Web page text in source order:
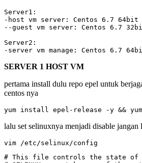
Server1:
-host vm server: Centos 6.7 64bit
--guest vm server: Centos 6.7
Server2:
-server vm manage: Centos 6.7
SERVER 1 HOST VM
pertama install dulu repo epel untuk
centos nya
yum install epel-release -y &&
lalu set selinuxnya menjadi disable jangan
vim /etc/selinux/config
# This file controls the state of